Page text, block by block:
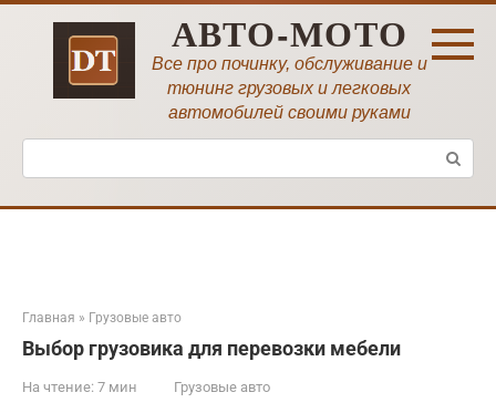
Перейти
АВТО-МОТО
Все про починку, обслуживание и
тюнинг грузовых и легковых
автомобилей своими руками
Поиск:
Главная » Грузовые авто
Выбор грузовика для перевозки мебели
На чтение: 7 мин Грузовые авто